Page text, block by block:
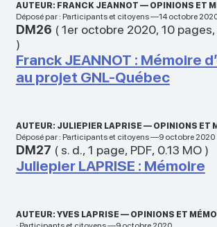
AUTEUR: FRANCK JEANNOT — OPINIONS ET
Déposé par : Participants et citoyens —14 octobre
DM26 (1er octobre 2020, 10 pages,
)
Franck JEANNOT : Mémoire
au projet GNL-Québec
AUTEUR: JULIEPIER LAPRISE — OPINIONS ET
Déposé par : Participants et citoyens —9 octobre 2020
DM27 ( s. d., 1 page, PDF, 0.13 MO)
Juliepier LAPRISE : Mémoire
AUTEUR: YVES LAPRISE — OPINIONS ET